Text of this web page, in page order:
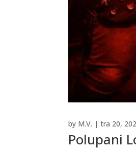
Polupani
by M.V. |tra 20,